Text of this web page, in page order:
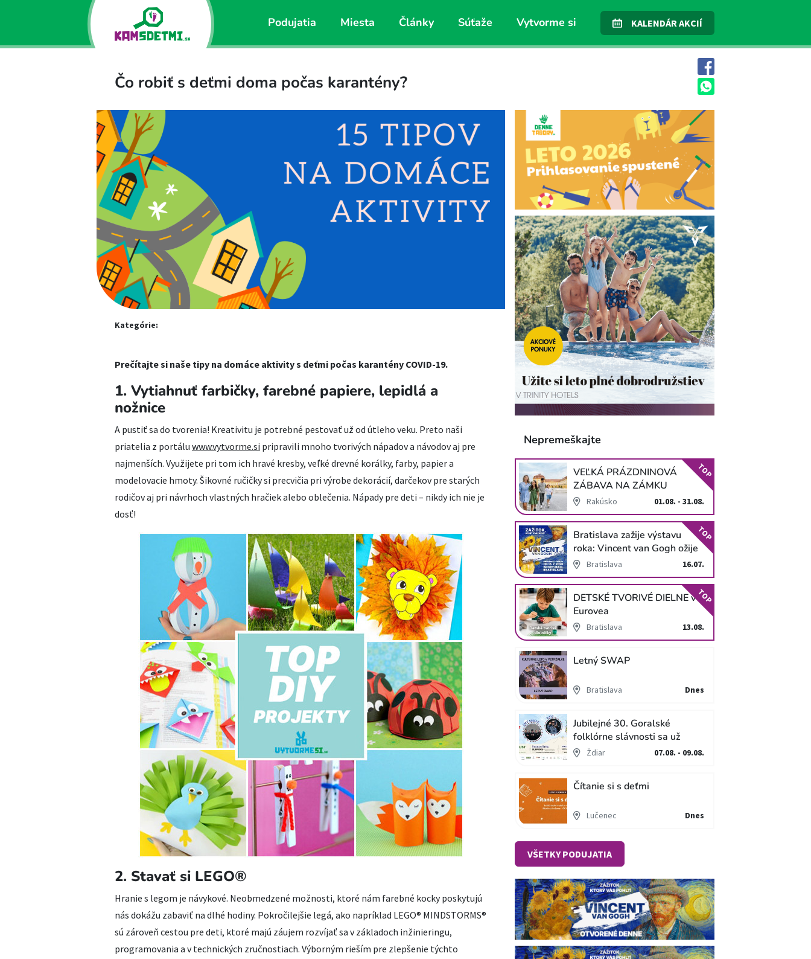
Podujatia Miesta Články Súťaže Vytvorme si KALENDÁR AKCIÍ
Čo robiť s deťmi doma počas karantény?
Kategórie:
Prečítajte si naše tipy na domáce aktivity s deťmi počas karantény COVID-19.
1. Vytiahnuť farbičky, farebné papiere, lepidlá a
nožnice
A pustiť sa do tvorenia! Kreativitu je potrebné pestovať už od útleho veku. Preto naši
priatelia z portálu www.vytvorme.si pripravili mnoho tvorivých nápadov a návodov aj pre
najmenších. Využijete pri tom ich hravé kresby, veľké drevné korálky, farby, papier a
modelovacie hmoty. Šikovné ručičky si precvičia pri výrobe dekorácií, darčekov pre starých
rodičov aj pri návrhoch vlastných hračiek alebo oblečenia. Nápady pre deti – nikdy ich nie je
dosť!
2. Stavať si LEGO®
Hranie s legom je návykové. Neobmedzené možnosti, ktoré nám farebné kocky poskytujú
nás dokážu zabaviť na dlhé hodiny. Pokročilejšie legá, ako napríklad LEGO® MINDSTORMS®
sú zároveň cestou pre deti, ktoré majú záujem rozvíjať sa v základoch inžinieringu,
programovania a v technických zručnostiach. Výborným rieším pre zlepšenie týchto
Nepremeškajte
VEĽKÁ PRÁZDNINOVÁ
ZÁBAVA NA ZÁMKU
SCHLOSS HOF
Rakúsko 01.08. - 31.08.
TOP
Bratislava zažije výstavu
roka: Vincent van Gogh ožije
v unikátnej imerzívnej šou!
Bratislava 16.07.
TOP
DETSKÉ TVORIVÉ DIELNE v
Eurovea
Bratislava 13.08.
TOP
Letný SWAP
Bratislava Dnes
Jubilejné 30. Goralské
folklórne slávnosti sa už
blížiaŽdiar 07.08. - 09.08.
Čítanie si s deťmi
Lučenec Dnes
VŠETKY PODUJATIA